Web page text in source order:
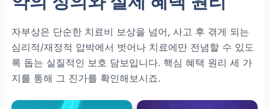
자부상은 단순한 치료비 보상을 넘어, 사고 후 겪게 되는
심리적/재정적 압박에서 벗어나 치료에만 전념할 수 있도
록 돕는 실질적인 보호 담보입니다. 핵심 혜택 원리 세 가
지를 통해 그 진가를 확인해보시죠.